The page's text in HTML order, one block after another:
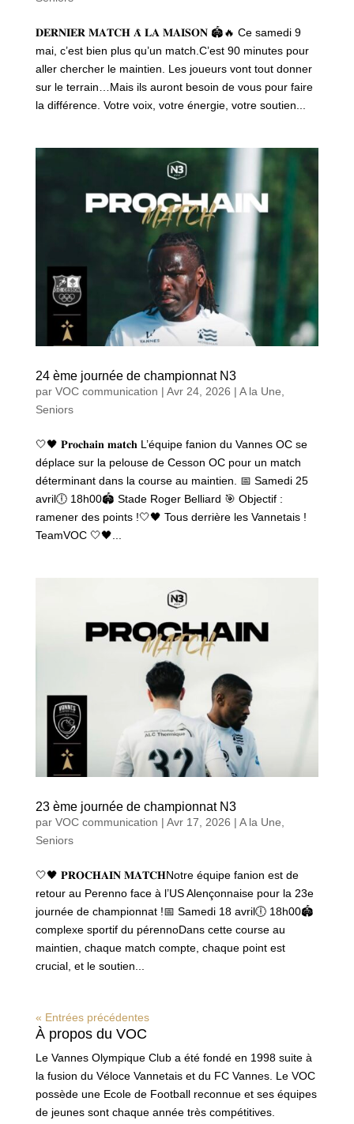
𝐃𝐄𝐑𝐍𝐈𝐄𝐑 𝐌𝐀𝐓𝐂𝐇 𝐀̀ 𝐋𝐀 𝐌𝐀𝐈𝐒𝐎𝐍 🏟️🔥 Ce samedi 9
mai, c’est bien plus qu’un match.C’est 90 minutes pour
aller chercher le maintien. Les joueurs vont tout donner
sur le terrain…Mais ils auront besoin de vous pour faire
la différence. Votre voix, votre énergie, votre soutien...
24 ème journée de championnat N3
par VOC communication | Avr 24, 2026 | A la Une
Seniors
🤍🖤 𝐏𝐫𝐨𝐜𝐡𝐚𝐢𝐧 𝐦𝐚𝐭𝐜𝐡 L’équipe fanion du Vannes OC se
déplace sur la pelouse de Cesson OC pour un match
déterminant dans la course au maintien. 📅 Samedi 25
avril🕕 18h00🏟️ Stade Roger Belliard 🎯 Objectif :
ramener des points !🤍🖤 Tous derrière les Vannetais !
TeamVOC 🤍🖤...
23 ème journée de championnat N3
par VOC communication | Avr 17, 2026 | A la Une,
Seniors
🤍🖤 𝐏𝐑𝐎𝐂𝐇𝐀𝐈𝐍 𝐌𝐀𝐓𝐂𝐇Notre équipe fanion est de
retour au Perenno face à l’US Alençonnaise pour la 23e
journée de championnat !📅 Samedi 18 avril🕕 18h00🏟
complexe sportif du pérennoDans cette course au
maintien, chaque match compte, chaque point est
crucial, et le soutien...
« Entrées précédentes
À propos du VOC
Le Vannes Olympique Club a été fondé en 1998 suite à
la fusion du Véloce Vannetais et du FC Vannes. Le VOC
possède une Ecole de Football reconnue et ses équipes
de jeunes sont chaque année très compétitives.